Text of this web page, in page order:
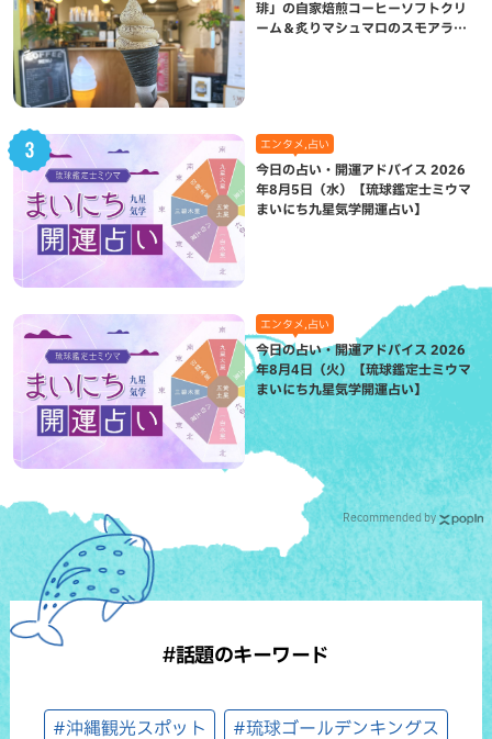
琲」の自家焙煎コーヒーソフトクリ
ーム＆炙りマシュマロのスモアラテ
エンタメ,占い
今日の占い・開運アドバイス 2026
年8月5日（水）【琉球鑑定士ミウマ
まいにち九星気学開運占い】
エンタメ,占い
今日の占い・開運アドバイス 2026
年8月4日（火）【琉球鑑定士ミウマ
まいにち九星気学開運占い】
Recommended by
#話題のキーワード
#沖縄観光スポット #琉球ゴールデンキングス